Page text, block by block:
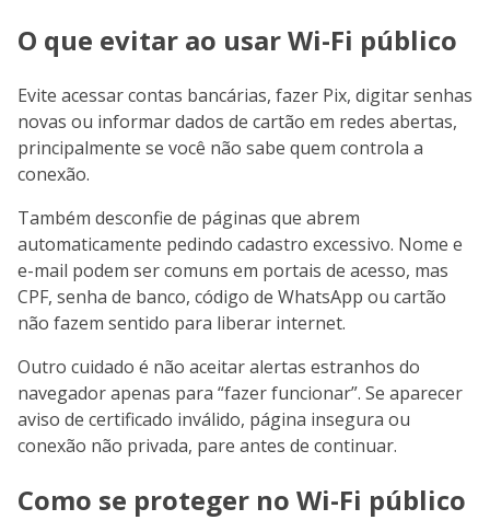
O que evitar ao usar Wi-Fi público
Evite acessar contas bancárias, fazer Pix, digitar senhas
novas ou informar dados de cartão em redes abertas,
principalmente se você não sabe quem controla a
conexão.
Também desconfie de páginas que abrem
automaticamente pedindo cadastro excessivo. Nome e
e-mail podem ser comuns em portais de acesso, mas
CPF, senha de banco, código de WhatsApp ou cartão
não fazem sentido para liberar internet.
Outro cuidado é não aceitar alertas estranhos do
navegador apenas para “fazer funcionar”. Se aparecer
aviso de certificado inválido, página insegura ou
conexão não privada, pare antes de continuar.
Como se proteger no Wi-Fi público